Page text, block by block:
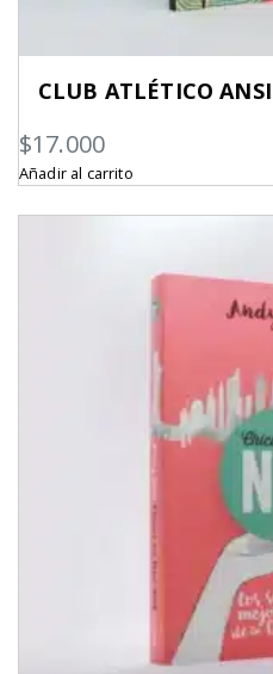
CLUB ATLÉTICO
$17.000
Añadir al carrito